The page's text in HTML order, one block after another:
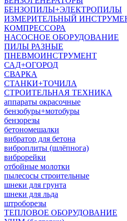
БЕНЗОПИЛЫ+ЭЛЕКТРОПИЛЫ
ИЗМЕРИТЕЛЬНЫЙ
КОМПРЕССОРА
НАСОСНОЕ ОБОРУДОВАНИЕ
ПИЛЫ РАЗНЫЕ
ПНЕВМОИНСТРУМЕНТ
САД+ОГОРОД
СВАРКА
СТАНКИ+ТОЧИЛА
СТРОИТЕЛЬНАЯ ТЕХНИКА
аппараты окрасочные
бензобуры+мотобуры
бензорезы
бетономешалки
вибратор для бетона
виброплиты (шлёпнога)
виброрейки
отбойные молотки
пылесосы строительные
шнеки для грунта
шнеки для льда
штроборезы
ТЕПЛОВОЕ ОБОРУДОВАНИЕ